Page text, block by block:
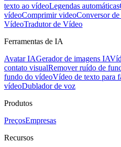
texto ao vídeoLegendas automáticas
vídeoComprimir videoConversor
VídeoTradutor de Vídeo
Ferramentas de IA
Avatar IAGerador de imagens IA
contato visualRemover ruído de
fundo do vídeoVídeo de texto para
vídeoDublador de voz
Produtos
PreçosEmpresas
Recursos